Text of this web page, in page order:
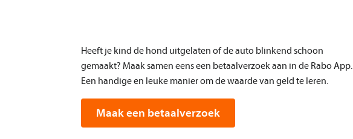
Heeft je kind de hond uitgelaten of de auto blinkend schoon
gemaakt? Maak samen eens een betaalverzoek aan in de Rabo App.
Een handige en leuke manier om de waarde van geld te leren.
Maak een betaalverzoek